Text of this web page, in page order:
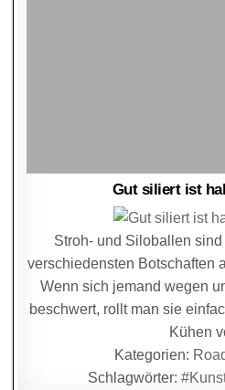
Gut siliert ist
Stroh- und Siloballen
verschiedensten Botschaften
Wenn sich jemand wegen
beschwert, rollt man sie
Kühen
Kategorien:
Schlagwörter: